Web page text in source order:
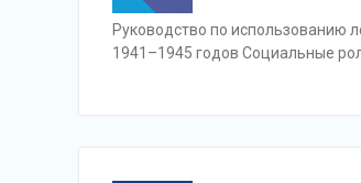
Руководство по использованию
1941–1945 годов Социальные